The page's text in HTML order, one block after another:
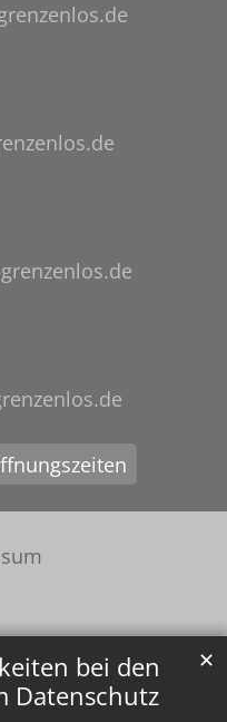
bei den
Datenschutz
✕